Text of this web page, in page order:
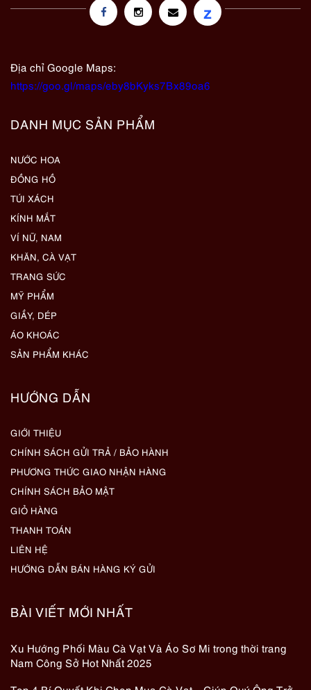
z
Địa chỉ Google Maps:
https://goo.gl/maps/eby8bKyks7Bx89oa6
DANH MỤC SẢN PHẨM
NƯỚC HOA
ĐỒNG HỒ
TÚI XÁCH
KÍNH MẮT
VÍ NỮ, NAM
KHĂN, CÀ VẠT
TRANG SỨC
MỸ PHẨM
GIẦY, DÉP
ÁO KHOÁC
SẢN PHẨM KHÁC
HƯỚNG DẪN
GIỚI THIỆU
CHÍNH SÁCH GỬI TRẢ / BẢO HÀNH
PHƯƠNG THỨC GIAO NHẬN HÀNG
CHÍNH SÁCH BẢO MẬT
GIỎ HÀNG
THANH TOÁN
LIÊN HỆ
HƯỚNG DẪN BÁN HÀNG KÝ GỬI
BÀI VIẾT MỚI NHẤT
Xu Hướng Phối Màu Cà Vạt Và Áo Sơ Mi trong thời trang
Nam Công Sở Hot Nhất 2025